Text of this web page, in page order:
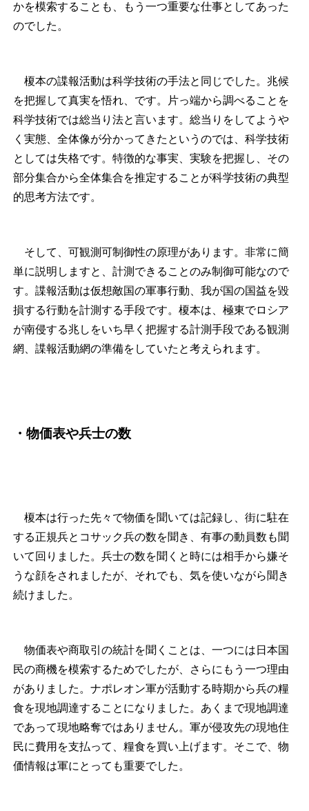
かを模索することも、もう一つ重要な仕事としてあった
のでした。
榎本の諜報活動は科学技術の手法と同じでした。兆候
を把握して真実を悟れ、です。片っ端から調べることを
科学技術では総当り法と言います。総当りをしてようや
く実態、全体像が分かってきたというのでは、科学技術
としては失格です。特徴的な事実、実験を把握し、その
部分集合から全体集合を推定することが科学技術の典型
的思考方法です。
そして、可観測可制御性の原理があります。非常に簡
単に説明しますと、計測できることのみ制御可能なので
す。諜報活動は仮想敵国の軍事行動、我が国の国益を毀
損する行動を計測する手段です。榎本は、極東でロシア
が南侵する兆しをいち早く把握する計測手段である観測
網、諜報活動網の準備をしていたと考えられます。
・物価表や兵士の数
榎本は行った先々で物価を聞いては記録し、街に駐在
する正規兵とコサック兵の数を聞き、有事の動員数も聞
いて回りました。兵士の数を聞くと時には相手から嫌そ
うな顔をされましたが、それでも、気を使いながら聞き
続けました。
物価表や商取引の統計を聞くことは、一つには日本国
民の商機を模索するためでしたが、さらにもう一つ理由
がありました。ナポレオン軍が活動する時期から兵の糧
食を現地調達することになりました。あくまで現地調達
であって現地略奪ではありません。軍が侵攻先の現地住
民に費用を支払って、糧食を買い上げます。そこで、物
価情報は軍にとっても重要でした。